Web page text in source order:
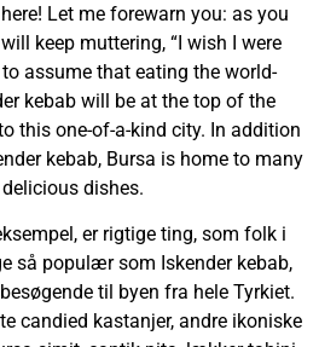
Let me forewarn you: as you
keep muttering, “I wish I were
to assume that eating the world-
kebab will be at the top of the
this one-of-a-kind city. In addition
kebab, Bursa is home to many
dishes.
er rigtige ting, som folk i
så populær som Iskender kebab,
til byen fra hele Tyrkiet.
candied kastanjer, andre ikoniske